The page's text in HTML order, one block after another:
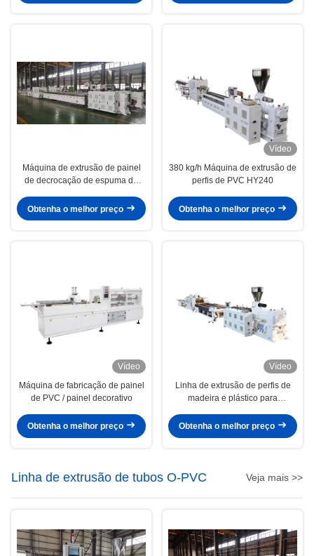
Máquina de extrusão de painel
de decrocação de espuma de
plástico de madeira WPC de 240
mm 55/120 extrusora de parafuso
Obtenha o melhor preço
Vídeo
380 kg/h Máquina de extrusão de
perfis de PVC HY240
Obtenha o melhor preço
Vídeo
Máquina de fabricação de painel
de PVC / painel decorativo
Obtenha o melhor preço
Vídeo
Linha de extrusão de perfis de
madeira e plástico para
revestimento Wpc
Obtenha o melhor preço
Linha de extrusão de tubos O-PVC Veja mais >>